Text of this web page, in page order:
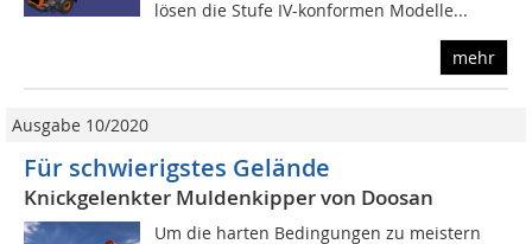
lösen die Stufe IV-konformen Modelle...
mehr
Ausgabe 10/2020
Für schwierigstes Gelände
Knickgelenkter Muldenkipper von Doosan
Um die harten Bedingungen zu meistern